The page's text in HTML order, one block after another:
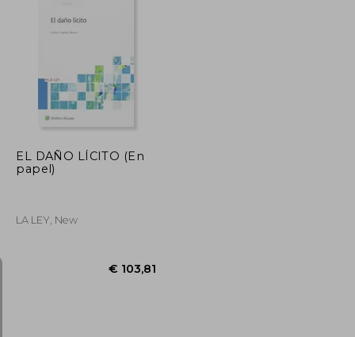
EL DAÑO LÍCITO (En
papel)
LA LEY, New